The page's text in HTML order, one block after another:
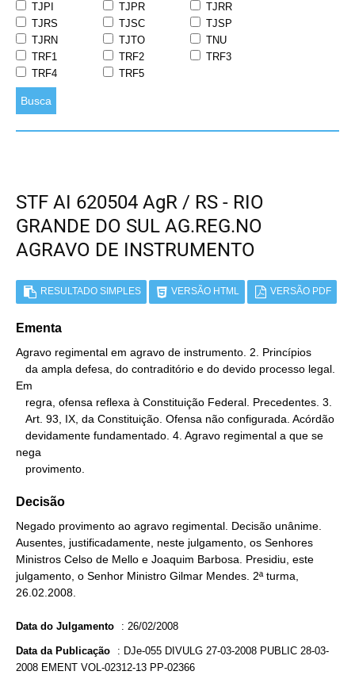
TJPI
TJPR
TJRR
TJRS
TJSC
TJSP
TJRN
TJTO
TNU
TRF1
TRF2
TRF3
TRF4
TRF5
Busca
STF AI 620504 AgR / RS - RIO
GRANDE DO SUL AG.REG.NO
AGRAVO DE INSTRUMENTO
RESULTADO SIMPLES VERSÃO HTML VERSÃO PDF
Ementa
Agravo regimental em agravo de instrumento. 2. Princípios
Em
nega
   provimento.
Decisão
Negado provimento ao agravo regimental. Decisão unânime.
Ausentes, justificadamente, neste julgamento, os Senhores
Ministros Celso de Mello e Joaquim Barbosa. Presidiu, este
julgamento, o Senhor Ministro Gilmar Mendes. 2ª turma,
26.02.2008.
Data do Julgamento : 26/02/2008
Data da Publicação : DJe-055 DIVULG 27-03-2008 PUBLIC 28-03-
2008 EMENT VOL-02312-13 PP-02366